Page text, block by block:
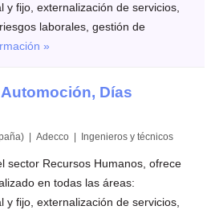
y fijo, externalización de servicios,
laborales, gestión de
»
Días
| Adecco | Ingenieros y técnicos
sector Recursos Humanos, ofrece
en todas las áreas:
y fijo, externalización de servicios,